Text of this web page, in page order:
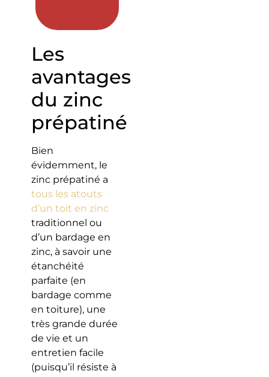
Les
avantages
du zinc
prépatiné
Bien
évidemment, le
zinc prépatiné a
tous les atouts
d’un toit en zinc
traditionnel ou
d’un bardage en
zinc, à savoir une
étanchéité
parfaite (en
bardage comme
en toiture), une
très grande durée
de vie et un
entretien facile
(puisqu’il résiste à